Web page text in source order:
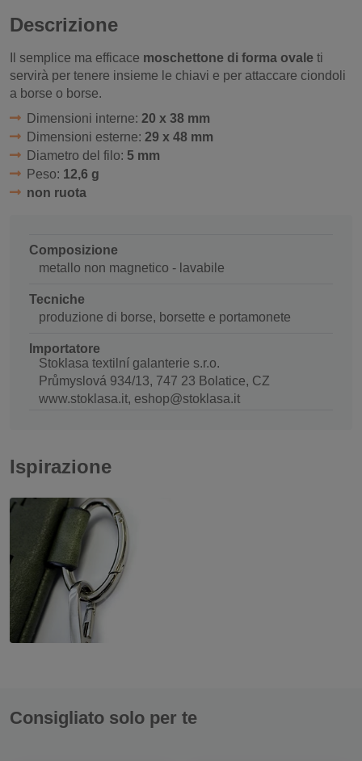
Descrizione
Il semplice ma efficace moschettone di forma ovale ti
servirà per tenere insieme le chiavi e per attaccare ciondoli
a borse o borse.
Dimensioni interne: 20 x 38 mm
Dimensioni esterne: 29 x 48 mm
Diametro del filo: 5 mm
Peso: 12,6 g
non ruota
Composizione
metallo non magnetico - lavabile
Tecniche
produzione di borse, borsette e portamonete
Importatore
Stoklasa textilní galanterie s.r.o.
Průmyslová 934/13, 747 23 Bolatice, CZ
www.stoklasa.it, eshop@stoklasa.it
Ispirazione
Consigliato solo per te